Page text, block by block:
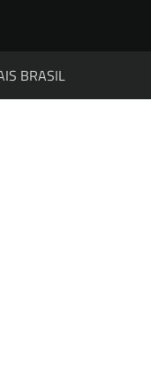
BRASIL